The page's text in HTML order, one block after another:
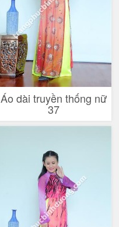
Áo dài truyền thống nữ
37